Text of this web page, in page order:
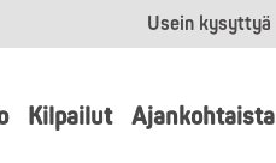
Usein kysyttyä
Kilpailut Ajankohtaista